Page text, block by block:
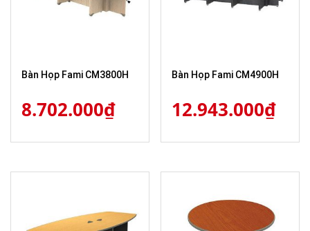
Bàn Họp Fami CM3800H
8.702.000₫
Bàn Họp Fami CM4900H
12.943.000₫